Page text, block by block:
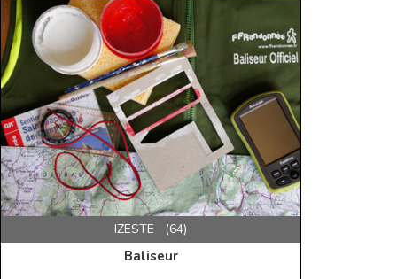
IZESTE (64)
Baliseur